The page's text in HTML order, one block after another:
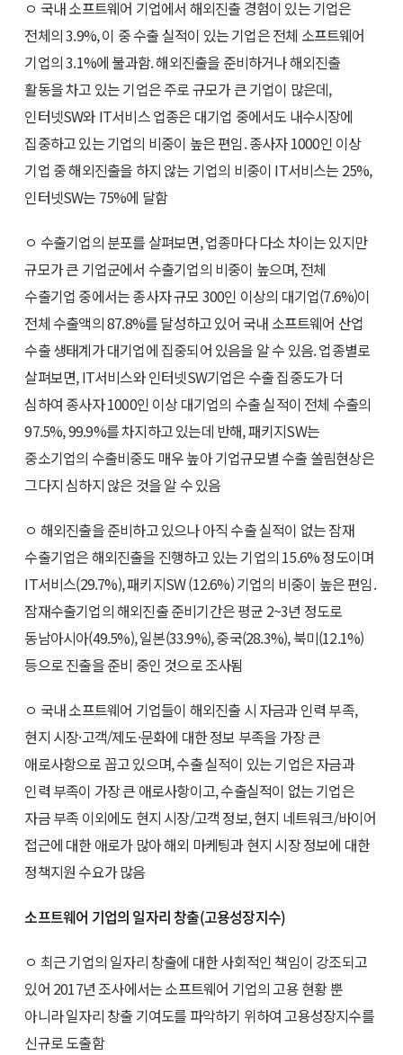
ㅇ 국내 소프트웨어 기업에서 해외진출 경험이 있는 기업은
전체의 3.9%, 이 중 수출 실적이 있는 기업은 전체 소프트웨어
기업의 3.1%에 불과함. 해외진출을 준비하거나 해외진출
활동을 차고 있는 기업은 주로 규모가 큰 기업이 많은데,
인터넷SW와 IT서비스 업종은 대기업 중에서도 내수시장에
집중하고 있는 기업의 비중이 높은 편임. 종사자 1000인 이상
기업 중 해외진출을 하지 않는 기업의 비중이 IT서비스는 25%,
인터넷SW는 75%에 달함
ㅇ 수출기업의 분포를 살펴보면, 업종마다 다소 차이는 있지만
규모가 큰 기업군에서 수출기업의 비중이 높으며, 전체
수출기업 중에서는 종사자 규모 300인 이상의 대기업(7.6%)이
전체 수출액의 87.8%를 달성하고 있어 국내 소프트웨어 산업
수출 생태계가 대기업에 집중되어 있음을 알 수 있음. 업종별로
살펴보면, IT서비스와 인터넷SW기업은 수출 집중도가 더
심하여 종사자 1000인 이상 대기업의 수출 실적이 전체 수출의
97.5%, 99.9%를 차지하고 있는데 반해, 패키지SW는
중소기업의 수출비중도 매우 높아 기업규모별 수출 쏠림현상은
그다지 심하지 않은 것을 알 수 있음
ㅇ 해외진출을 준비하고 있으나 아직 수출 실적이 없는 잠재
수출기업은 해외진출을 진행하고 있는 기업의 15.6% 정도이며
IT서비스(29.7%), 패키지SW (12.6%) 기업의 비중이 높은 편임.
잠재수출기업의 해외진출 준비기간은 평균 2~3년 정도로
동남아시아(49.5%), 일본(33.9%), 중국(28.3%), 북미(12.1%)
등으로 진출을 준비 중인 것으로 조사됨
ㅇ 국내 소프트웨어 기업들이 해외진출 시 자금과 인력 부족,
현지 시장·고객/제도·문화에 대한 정보 부족을 가장 큰
애로사항으로 꼽고 있으며, 수출 실적이 있는 기업은 자금과
인력 부족이 가장 큰 애로사항이고, 수출실적이 없는 기업은
자금 부족 이외에도 현지 시장/고객 정보, 현지 네트워크/바이어
접근에 대한 애로가 많아 해외 마케팅과 현지 시장 정보에 대한
정책지원 수요가 많음
소프트웨어 기업의 일자리 창출(고용성장지수)
ㅇ 최근 기업의 일자리 창출에 대한 사회적인 책임이 강조되고
있어 2017년 조사에서는 소프트웨어 기업의 고용 현황 뿐
아니라 일자리 창출 기여도를 파악하기 위하여 고용성장지수를
신규로 도출함